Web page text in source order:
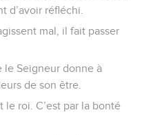
d’avoir réfléchi.
mal, il fait passer
le Seigneur donne à
de son être.
roi. C’est par la bonté